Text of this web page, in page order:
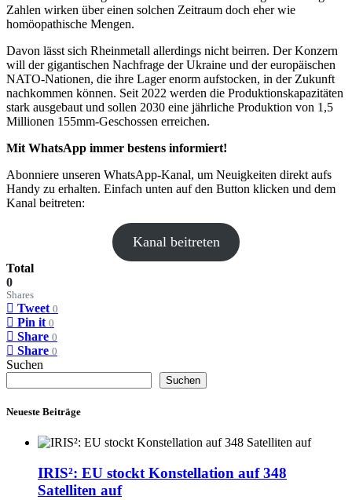
Zahlen wirken über einen solchen Zeitraum doch eher wie
homöopathische Mengen.
Davon lässt sich Rheinmetall allerdings nicht beirren. Der Konzern
will der gigantischen Nachfrage der Ukraine und der europäischen
NATO-Nationen, die ihre Lager enorm aufstocken, in der Zukunft
nachkommen können. Seit 2022 werden die Produktionskapazitäten
stark ausgebaut und sollen 2030 eine jährliche Produktion von 1,5
Millionen 155mm-Geschossen erreichen.
Mit WhatsApp immer bestens informiert!
Abonniere unseren WhatsApp-Kanal, um Neuigkeiten direkt aufs
Handy zu erhalten. Einfach unten auf den Button klicken und dem
Kanal beitreten:
Kanal beitreten
Total
0
Shares
Tweet 0
Pin it 0
Share 0
Share 0
Suchen
Suchen
Neueste Beiträge
IRIS²: EU stockt Konstellation auf 348
Satelliten auf